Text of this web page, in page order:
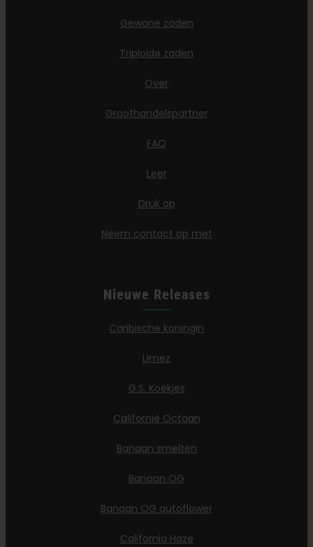
Gewone zaden
Triploïde zaden
Over
Groothandelspartner
FAQ
Leer
Druk op
Neem contact op met
Nieuwe Releases
Caribische koningin
Limez
G.S. Koekjes
Californië Octaan
Banaan smelten
Banaan OG
Banaan OG autoflower
California Haze